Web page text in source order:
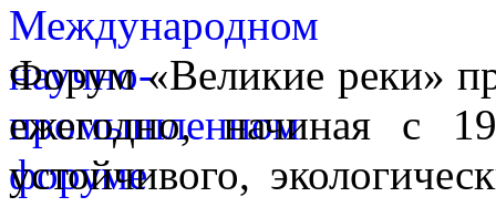
Форум «Великие реки»
ежегодно, начиная с
устойчивого,